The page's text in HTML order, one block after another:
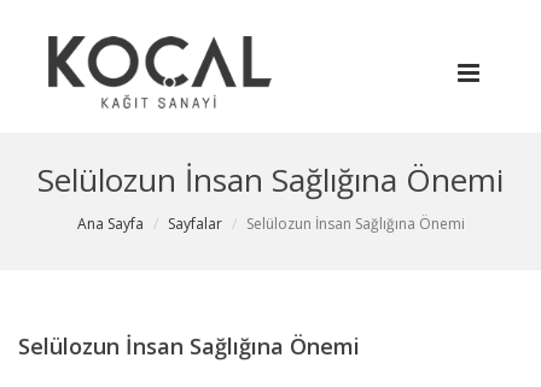
Selülozun İnsan Sağlığına Önemi
Ana Sayfa Sayfalar Selülozun İnsan Sağlığına Önemi
Selülozun İnsan Sağlığına Önemi